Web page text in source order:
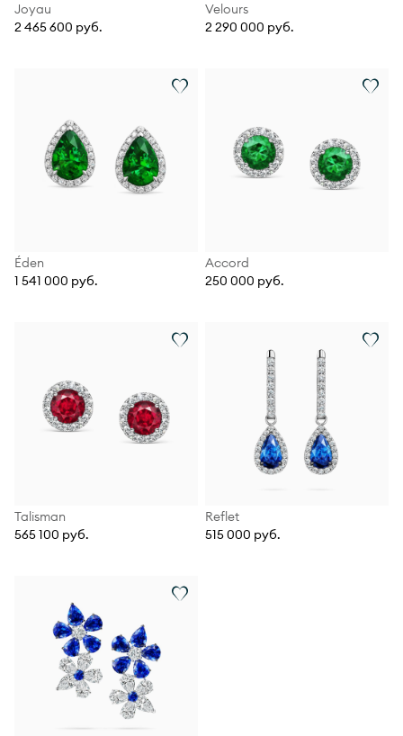
Joyau
2 465 600 руб.
Velours
2 290 000 руб.
Éden
1 541 000 руб.
Accord
250 000 руб.
Talisman
565 100 руб.
Reflet
515 000 руб.